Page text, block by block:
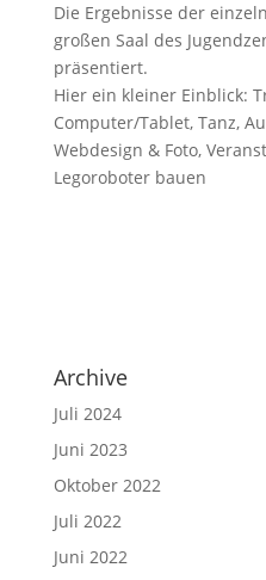
Die Ergebnisse der
großen Saal des
präsentiert.
Hier ein kleiner Einblick:
Computer/Tablet, Tanz,
Webdesign & Foto,
Legoroboter bauen
Archive
Juli 2024
Juni 2023
Oktober 2022
Juli 2022
Juni 2022